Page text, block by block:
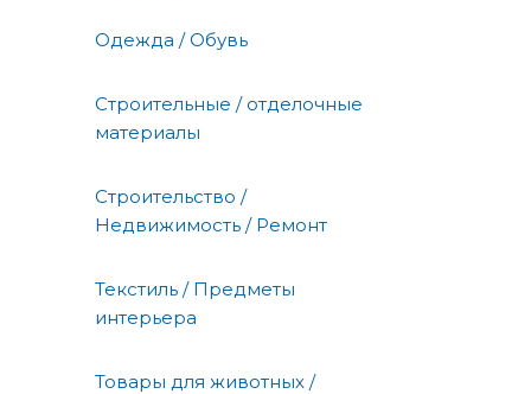
Одежда / Обувь
Строительные / отделочные
материалы
Строительство /
Недвижимость / Ремонт
Текстиль / Предметы
интерьера
Товары для животных /